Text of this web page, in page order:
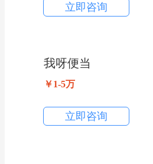
立即咨询
我呀便当
￥1-5万
立即咨询